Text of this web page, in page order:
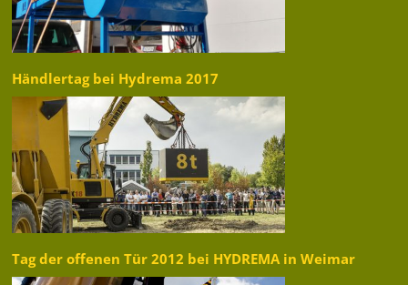
Händlertag bei Hydrema 2017
Tag der offenen Tür 2012 bei HYDREMA in Weimar